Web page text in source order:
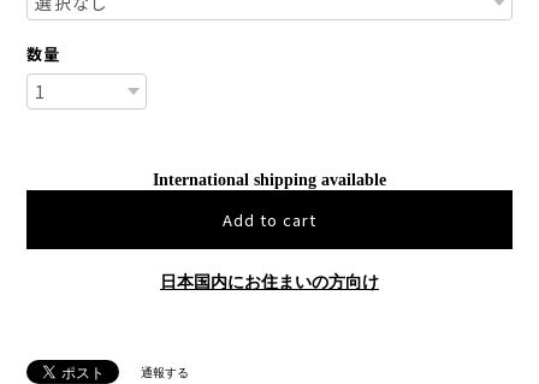
数量
International shipping available
Add to cart
日本国内にお住まいの方向け
通報する